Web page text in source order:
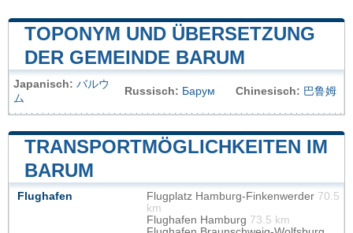
TOPONYM UND ÜBERSETZUNG
DER GEMEINDE BARUM
Japanisch: バルウ
ム
Russisch: Барум Chinesisch: 巴鲁姆
TRANSPORTMÖGLICHKEITEN IM
BARUM
Flughafen Flugplatz Hamburg-Finkenwerder 70.5
km
Flughafen Hamburg 73.5 km